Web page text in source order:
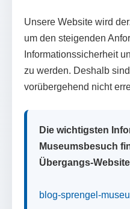
Unsere Website wird
um den steigenden
Informationssicherheit
zu werden. Deshalb
vorübergehend nicht
Die wichtigsten
Museumsbesuch
Übergangs-
blog-sprengel-